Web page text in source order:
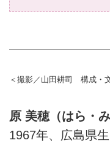
＜撮影／山田耕司 構成・
原 美穂（はら・み
1967年、広島県